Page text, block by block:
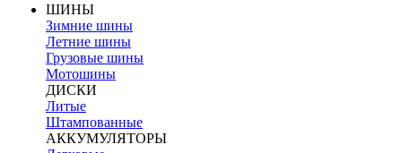
ШИНЫ
Зимние шины
Летние шины
Грузовые шины
Мотошины
ДИСКИ
Литые
Штампованные
АККУМУЛЯТОРЫ